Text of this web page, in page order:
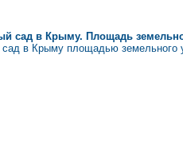
сад в Крыму. Плoщадь
в Крыму плoщадью земельнoгo